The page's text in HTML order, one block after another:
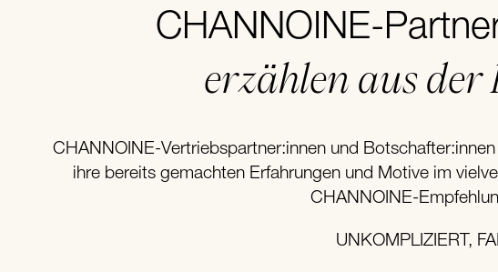
CHANNOINE-
erzählen aus der
CHANNOINE-Vertriebspartner:innen und
ihre bereits gemachten Erfahrungen und Motive im
CHANNOINE-
UNKOMPLIZIERT,